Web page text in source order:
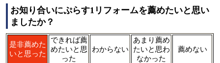
お知り合いにぷらす1リフォームを薦めたいと思い
ましたか？
是非薦めた
いと思った
できれば薦
めたいと思
った
わからない
あまり薦め
たいと思わ
なかった
薦めない